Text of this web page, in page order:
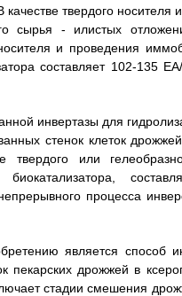
твердого
сырья - илистых
и проведения
составляет 102-135
инвертазы для
стенок клеток
или
биокатализатора,
процесса
является способ
пекарских дрожжей в
стадии смешения